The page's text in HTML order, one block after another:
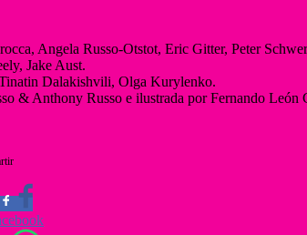
Angela Russo-Otstot, Eric Gitter, Peter
Jake Aust.
Dalakishvili, Olga Kurylenko.
& Anthony Russo e ilustrada por Fernando León